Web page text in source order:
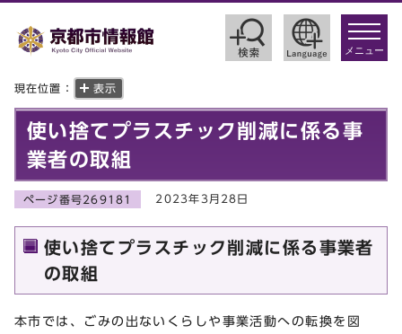
toggle
メニュー
現在位置： 表示
使い捨てプラスチック削減に係る事
業者の取組
ページ番号269181 2023年3月28日
使い捨てプラスチック削減に係る事業者
の取組
本市では、ごみの出ないくらしや事業活動への転換を図